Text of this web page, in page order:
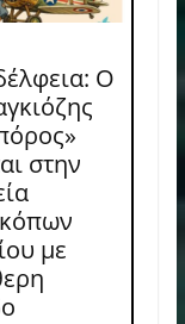
Ο
στην
με